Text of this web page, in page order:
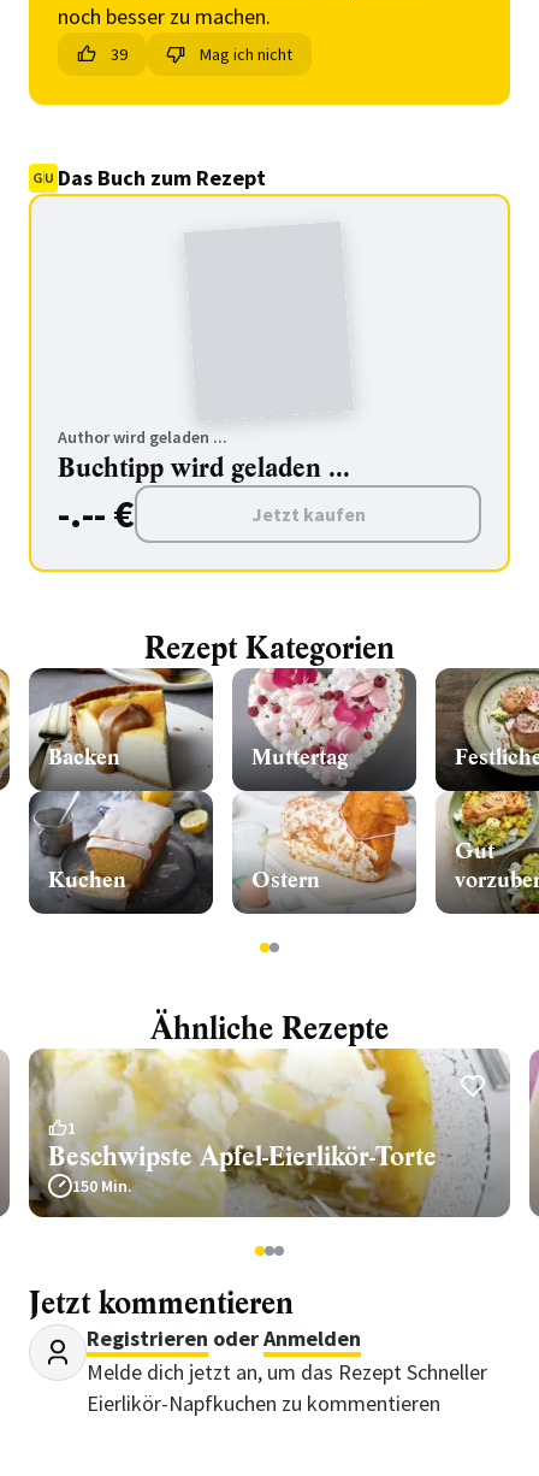
noch besser zu machen.
39 Mag ich nicht
Das Buch zum Rezept
Author wird geladen ...
Buchtipp wird geladen ...
-.-- € Jetzt kaufen
Rezept Kategorien
Backen
Kuchen
Muttertag
Ostern
Gut
12
Ähnliche Rezepte
1
Beschwipste Apfel-Eierlikör-Torte
150 Min.
123
Jetzt kommentieren
Registrieren oderAnmelden
Melde dich jetzt an, um das Rezept Schneller
Eierlikör-Napfkuchen zu kommentieren